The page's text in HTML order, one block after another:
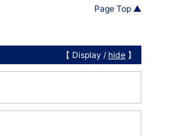
Page Top ▲
【 Display / hide 】